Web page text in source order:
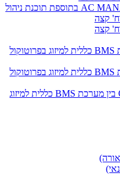
מתאם תקשורת בין מערכת BMS כללית למיזוג בפרוטוקול
מתאם תקשורת בין מערכת BMS כללית למיזוג בפרוטוקול
מתאם תקשורת CM-6000 בין מערכת BMS כללית למיזוג